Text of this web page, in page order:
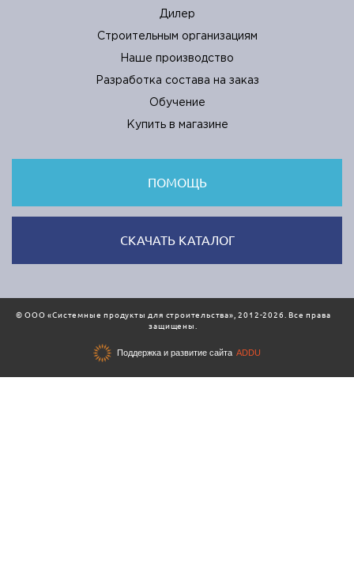
Дилер
Строительным организациям
Наше производство
Разработка состава на заказ
Обучение
Купить в магазине
ПОМОЩЬ
CКАЧАТЬ КАТАЛОГ
© ООО «Системные продукты для строительства», 2012-2026. Все права
защищены.
Поддержка и развитие сайта ADDU